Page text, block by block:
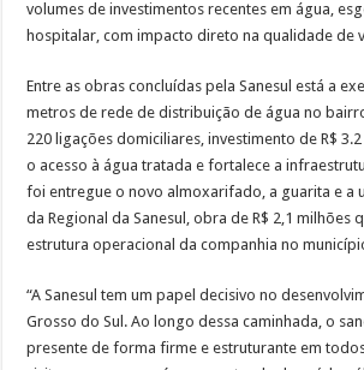
volumes de investimentos recentes em água,
hospitalar, com impacto direto na qualidade de
Entre as obras concluídas pela Sanesul está a
metros de rede de distribuição de água no
220 ligações domiciliares, investimento de R$
o acesso à água tratada e fortalece a
foi entregue o novo almoxarifado, a guarita e a
da Regional da Sanesul, obra de R$ 2,1 milhões
estrutura operacional da companhia no
“A Sanesul tem um papel decisivo no
Grosso do Sul. Ao longo dessa caminhada, o
presente de forma firme e estruturante em